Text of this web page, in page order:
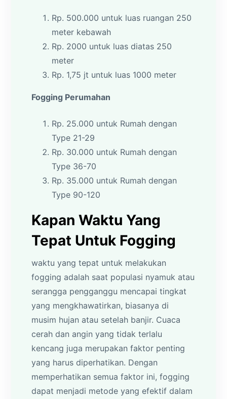
Rp. 500.000 untuk luas ruangan 250
meter kebawah
Rp. 2000 untuk luas diatas 250
meter
Rp. 1,75 jt untuk luas 1000 meter
Fogging Perumahan
Rp. 25.000 untuk Rumah dengan
Type 21-29
Rp. 30.000 untuk Rumah dengan
Type 36-70
Rp. 35.000 untuk Rumah dengan
Type 90-120
Kapan Waktu Yang
Tepat Untuk Fogging
waktu yang tepat untuk melakukan
fogging adalah saat populasi nyamuk atau
serangga pengganggu mencapai tingkat
yang mengkhawatirkan, biasanya di
musim hujan atau setelah banjir. Cuaca
cerah dan angin yang tidak terlalu
kencang juga merupakan faktor penting
yang harus diperhatikan. Dengan
memperhatikan semua faktor ini, fogging
dapat menjadi metode yang efektif dalam